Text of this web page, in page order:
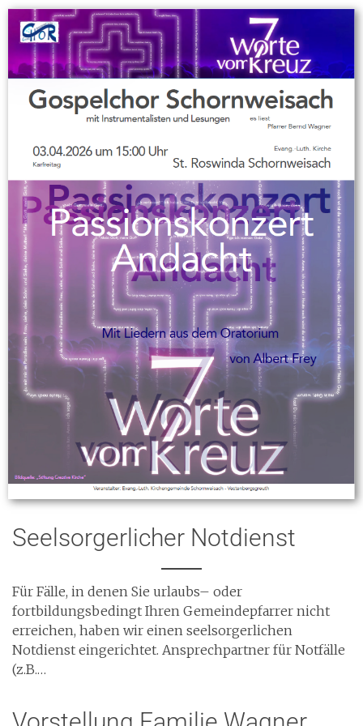
Seelsorgerlicher Notdienst
Für Fälle, in denen Sie urlaubs– oder
fortbildungsbedingt Ihren Gemeindepfarrer nicht
erreichen, haben wir einen seelsorgerlichen
Notdienst eingerichtet. Ansprechpartner für Notfälle
(z.B.…